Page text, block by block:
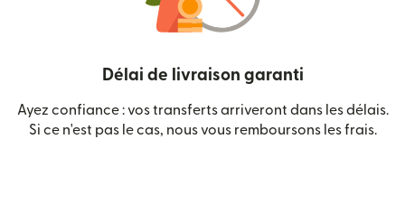
Délai de livraison garanti
Ayez confiance : vos transferts arriveront dans les délais.
Si ce n'est pas le cas, nous vous remboursons les frais.